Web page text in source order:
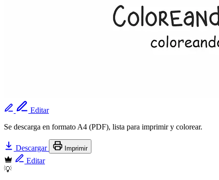
Editar
Se descarga en formato A4 (PDF), lista para imprimir y colorear.
Descargar Imprimir
Editar
💡